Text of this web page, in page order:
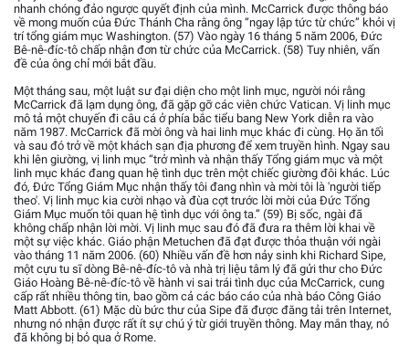
nhanh chóng đảo ngược quyết định của mình. McCarrick được thông báo
về mong muốn của Đức Thánh Cha rằng ông “ngay lập tức từ chức” khỏi vị
trí tổng giám mục Washington. (57) Vào ngày 16 tháng 5 năm 2006, Đức
Bê-nê-đíc-tô chấp nhận đơn từ chức của McCarrick. (58) Tuy nhiên, vấn
đề của ông chỉ mới bắt đầu.
Một tháng sau, một luật sư đại diện cho một linh mục, người nói rằng
McCarrick đã lạm dụng ông, đã gặp gỡ các viên chức Vatican. Vị linh mục
mô tả một chuyến đi câu cá ở phía bắc tiểu bang New York diễn ra vào
năm 1987. McCarrick đã mời ông và hai linh mục khác đi cùng. Họ ăn tối
và sau đó trở về một khách sạn địa phương để xem truyền hình. Ngay sau
khi lên giường, vị linh mục “trở mình và nhận thấy Tổng giám mục và một
linh mục khác đang quan hệ tình dục trên một chiếc giường đôi khác. Lúc
đó, Đức Tổng Giám Mục nhận thấy tôi đang nhìn và mời tôi là 'người tiếp
theo'. Vị linh mục kia cười nhạo và đùa cợt trước lời mời của Đức Tổng
Giám Mục muốn tôi quan hệ tình dục với ông ta.” (59) Bị sốc, ngài đã
không chấp nhận lời mời. Vị linh mục sau đó đã đưa ra thêm lời khai về
một sự việc khác. Giáo phận Metuchen đã đạt được thỏa thuận với ngài
vào tháng 11 năm 2006. (60) Nhiều vấn đề hơn nảy sinh khi Richard Sipe,
một cựu tu sĩ dòng Bê-nê-đíc-tô và nhà trị liệu tâm lý đã gửi thư cho Đức
Giáo Hoàng Bê-nê-đíc-tô về hành vi sai trái tình dục của McCarrick, cung
cấp rất nhiều thông tin, bao gồm cả các báo cáo của nhà báo Công Giáo
Matt Abbott. (61) Mặc dù bức thư của Sipe đã được đăng tải trên Internet,
nhưng nó nhận được rất ít sự chú ý từ giới truyền thông. May mắn thay, nó
đã không bị bỏ qua ở Rome.